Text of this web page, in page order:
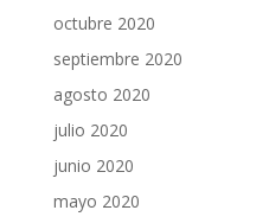
octubre 2020
septiembre 2020
agosto 2020
julio 2020
junio 2020
mayo 2020